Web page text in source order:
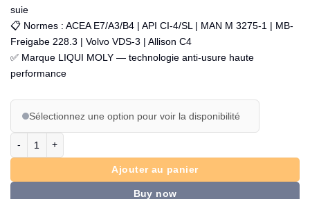
suie
📋 Normes : ACEA E7/A3/B4 | API CI-4/SL | MAN M 3275-1 | MB-
Freigabe 228.3 | Volvo VDS-3 | Allison C4
✅ Marque LIQUI MOLY — technologie anti-usure haute
performance
Sélectionnez une option pour voir la disponibilité
Ajouter au panier
Buy now